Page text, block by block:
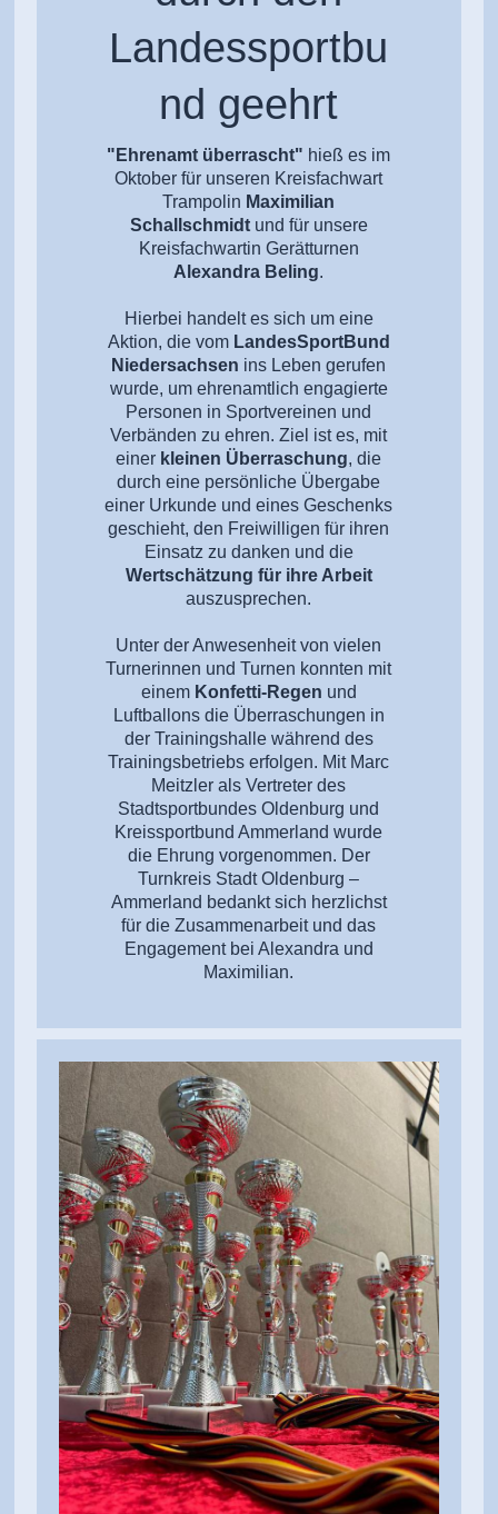
Landessportbu
nd geehrt
"Ehrenamt überrascht" hieß es im
Oktober für unseren Kreisfachwart
Trampolin Maximilian
Schallschmidtund für unsere
Kreisfachwartin Gerätturnen
Alexandra Beling.
Hierbei handelt es sich um eine
Aktion, die vom LandesSportBund
Niedersachsen ins Leben gerufen
wurde, um ehrenamtlich engagierte
Personen in Sportvereinen und
Verbänden zu ehren. Ziel ist es, mit
einer kleinen Überraschung, die
durch eine persönliche Übergabe
einer Urkunde und eines Geschenks
geschieht, den Freiwilligen für ihren
Einsatz zu danken und die
Wertschätzung für ihre Arbeit
auszusprechen.
Unter der Anwesenheit von vielen
Turnerinnen und Turnen konnten mit
einem Konfetti-Regen und
Luftballons die Überraschungen in
der Trainingshalle während des
Trainingsbetriebs erfolgen. Mit Marc
Meitzler als Vertreter des
Stadtsportbundes Oldenburg und
Kreissportbund Ammerland wurde
die Ehrung vorgenommen. Der
Turnkreis Stadt Oldenburg –
Ammerland bedankt sich herzlichst
für die Zusammenarbeit und das
Engagement bei Alexandra und
Maximilian.